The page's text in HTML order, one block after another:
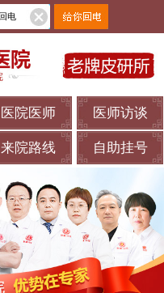
医院医师 医师访谈
来院路线 自助挂号